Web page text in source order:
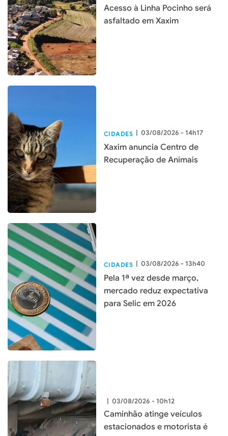
Acesso à Linha Pocinho será
asfaltado em Xaxim
CIDADES | 03/08/2026 - 14h17
Xaxim anuncia Centro de
Recuperação de Animais
CIDADES 03/08/2026 - 13h40
Pela 1ª vez desde março,
mercado reduz expectativa
para Selic em 2026
03/08/2026 - 10h12
Caminhão atinge veículos
estacionados e motorista é